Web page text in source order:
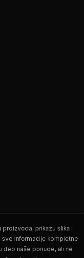
prikazu slika i
sve informacije kompletne
deo naše ponude, ali ne